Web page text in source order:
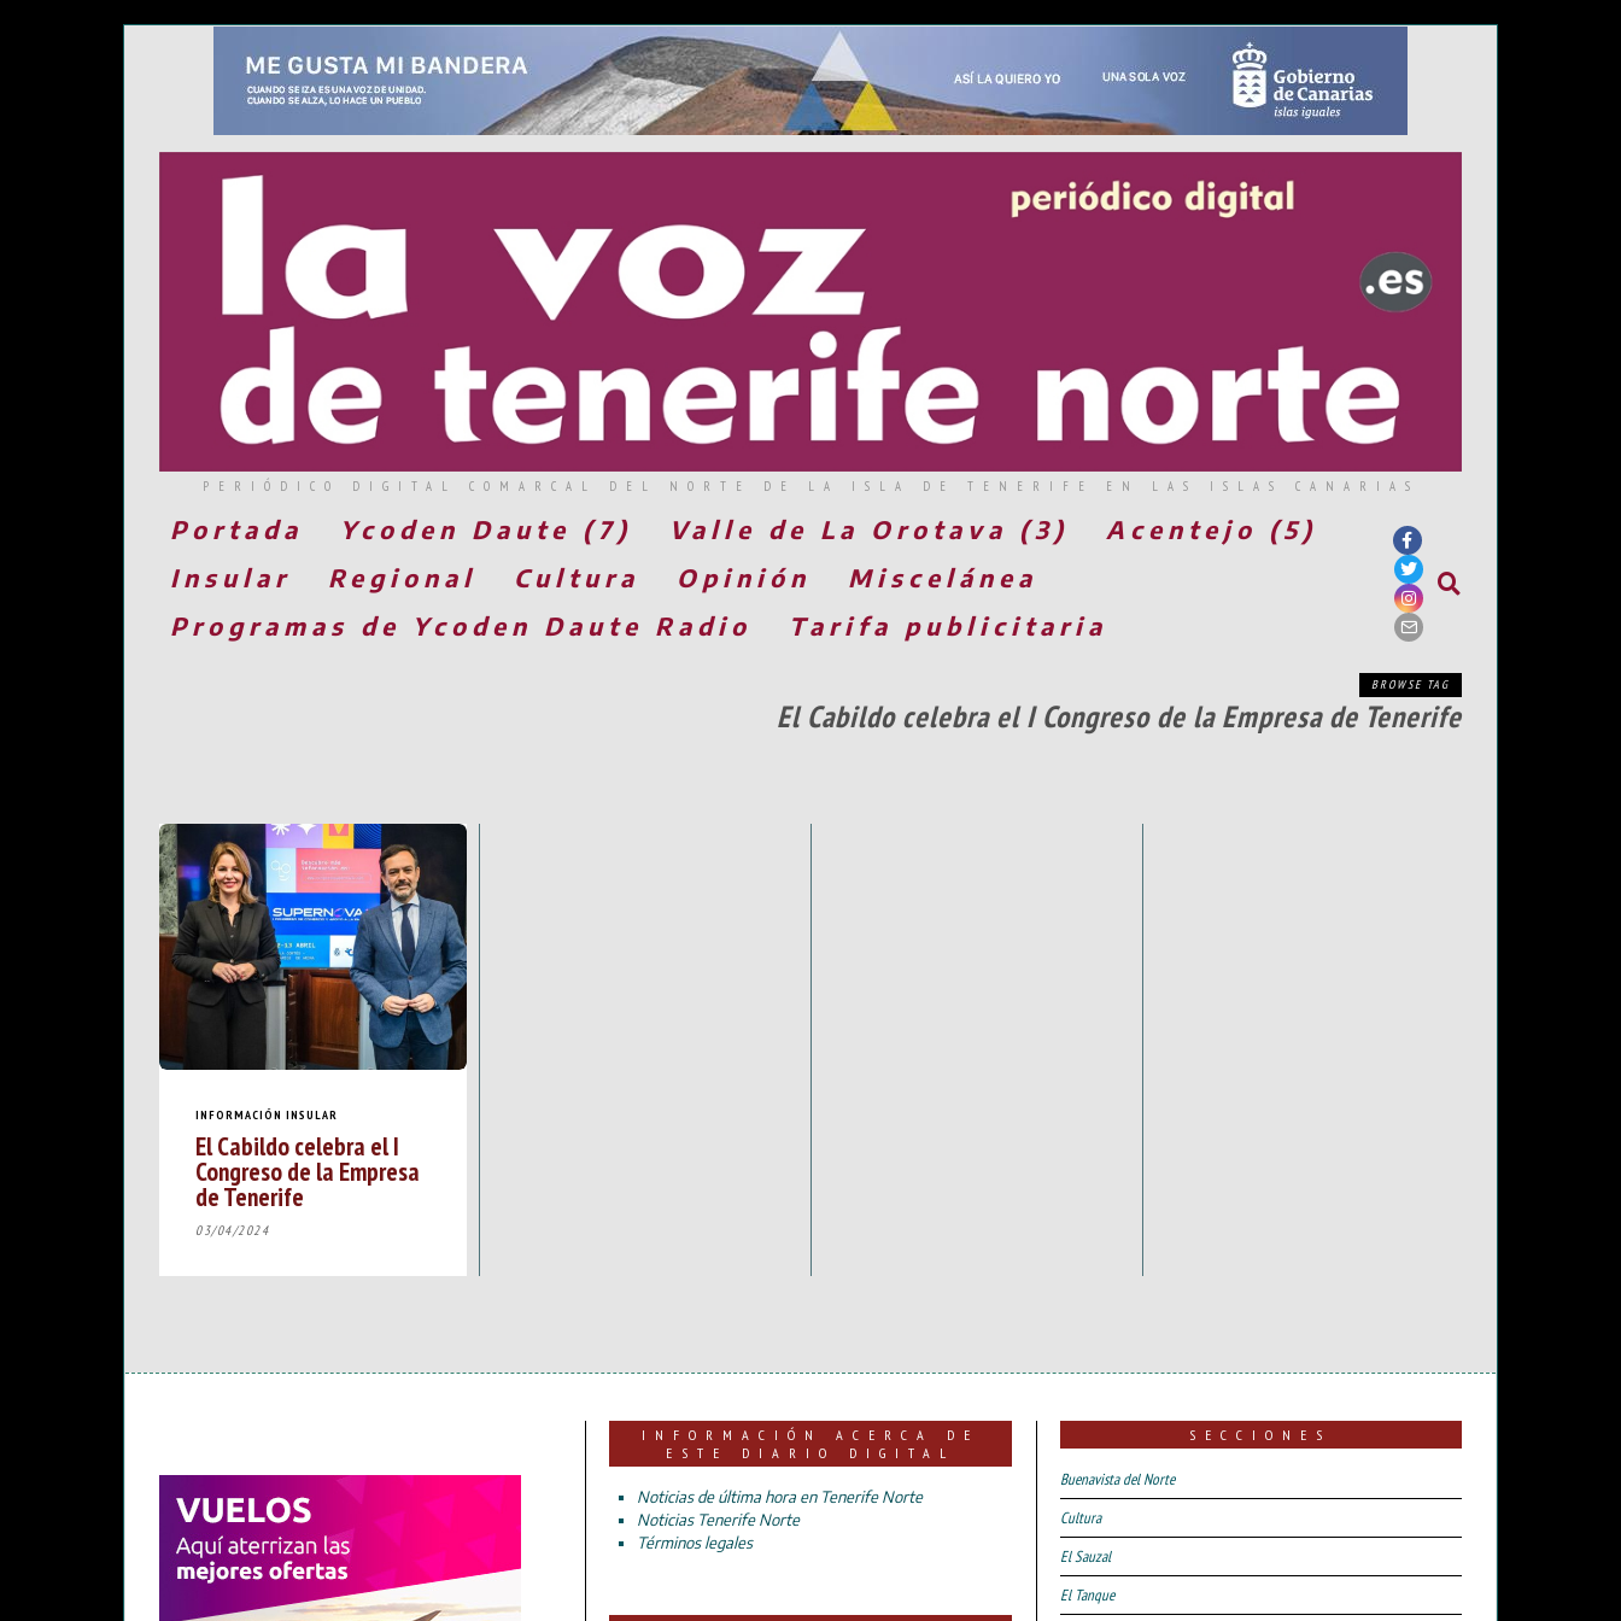
PERIÓDICO DIGITAL COMARCAL DEL NORTE DE LA ISLA DE TENERIFE EN LAS ISLAS CANARIAS
Portada Ycoden Daute (7) Valle de La Orotava (3)
Acentejo (5)
Insular
Regional Cultura Opinión
Miscelánea
Programas de Ycoden Daute Radio
Tarifa publicitaria
BROWSE TAG
El Cabildo celebra el I Congreso de la Empresa de Tenerife
INFORMACIÓN INSULAR
El Cabildo celebra el I
Congreso de la Empresa
de Tenerife
03/04/2024
INFORMACIÓN ACERCA DE
ESTE DIARIO DIGITAL
Noticias de última hora en Tenerife Norte
Noticias Tenerife Norte
Términos legales
SECCIONES
Buenavista del Norte
Cultura
El Sauzal
El Tanque